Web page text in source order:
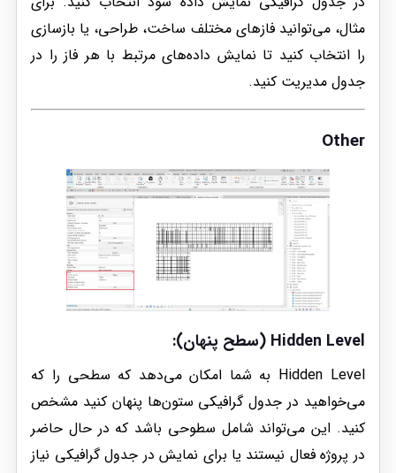
مثال، می‌توانید فازهای مختلف ساخت، طراحی، یا بازسازی
را انتخاب کنید تا نمایش داده‌های مرتبط با هر فاز را در
جدول مدیریت کنید.
Other
Hidden Level (سطح پنهان):
Hidden Level به شما امکان می‌دهد که سطحی را که
می‌خواهید در جدول گرافیکی ستون‌ها پنهان کنید مشخص
کنید. این می‌تواند شامل سطوحی باشد که در حال حاضر
در پروژه فعال نیستند یا برای نمایش در جدول گرافیکی نیاز